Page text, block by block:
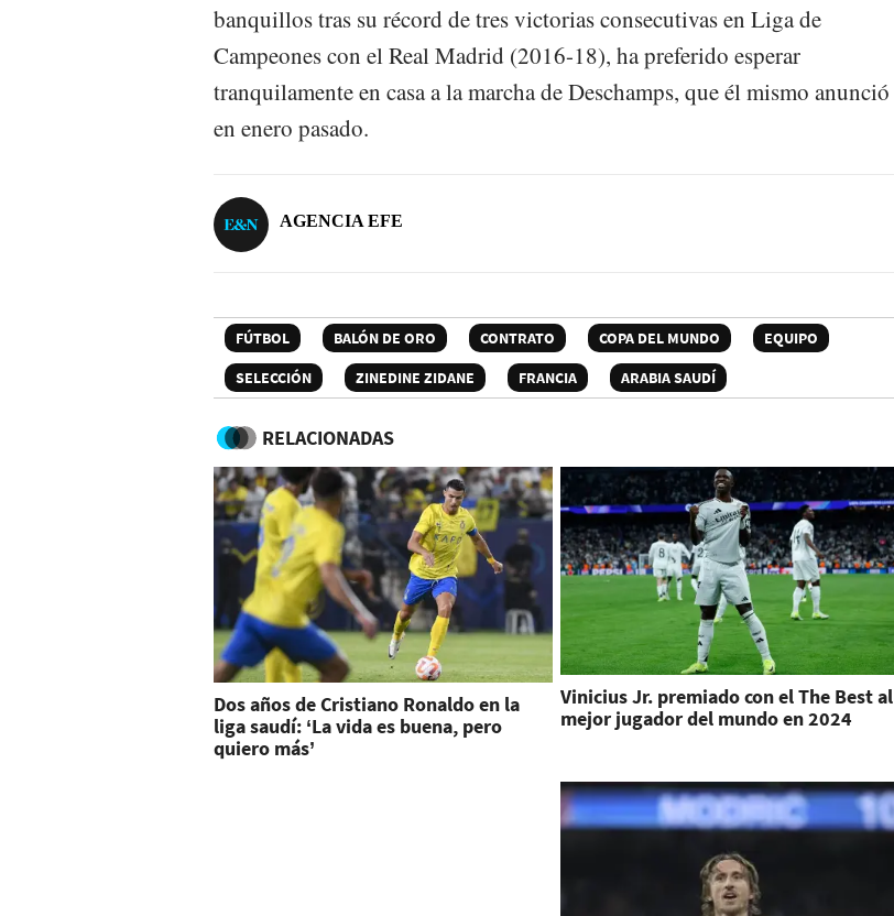
banquillos tras su récord de tres victorias consecutivas en Liga de
Campeones con el Real Madrid (2016-18), ha preferido esperar
tranquilamente en casa a la marcha de Deschamps, que él mismo anunció
en enero pasado.
AGENCIA EFE
FÚTBOL BALÓN DE ORO CONTRATO COPA DEL MUNDO
EQUIPO
SELECCIÓN
ZINEDINE ZIDANE FRANCIA ARABIA SAUDÍ
RELACIONADAS
Dos años de Cristiano Ronaldo en la
liga saudí: ‘La vida es buena, pero
quiero más’
Vinicius Jr. premiado con el The Best al
mejor jugador del mundo en 2024